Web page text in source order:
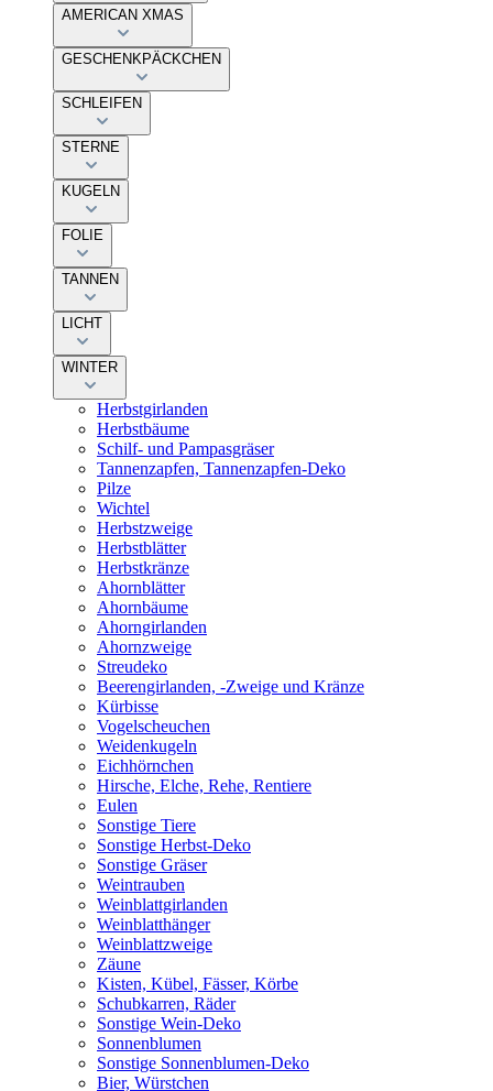
AMERICAN XMAS
GESCHENKPÄCKCHEN
SCHLEIFEN
STERNE
KUGELN
FOLIE
TANNEN
LICHT
WINTER
Herbstgirlanden
Herbstbäume
Schilf- und Pampasgräser
Tannenzapfen, Tannenzapfen-Deko
Pilze
Wichtel
Herbstzweige
Herbstblätter
Herbstkränze
Ahornblätter
Ahornbäume
Ahorngirlanden
Ahornzweige
Streudeko
Beerengirlanden, -Zweige und Kränze
Kürbisse
Vogelscheuchen
Weidenkugeln
Eichhörnchen
Hirsche, Elche, Rehe, Rentiere
Eulen
Sonstige Tiere
Sonstige Herbst-Deko
Sonstige Gräser
Weintrauben
Weinblattgirlanden
Weinblatthänger
Weinblattzweige
Zäune
Kisten, Kübel, Fässer, Körbe
Schubkarren, Räder
Sonstige Wein-Deko
Sonnenblumen
Sonstige Sonnenblumen-Deko
Bier, Würstchen